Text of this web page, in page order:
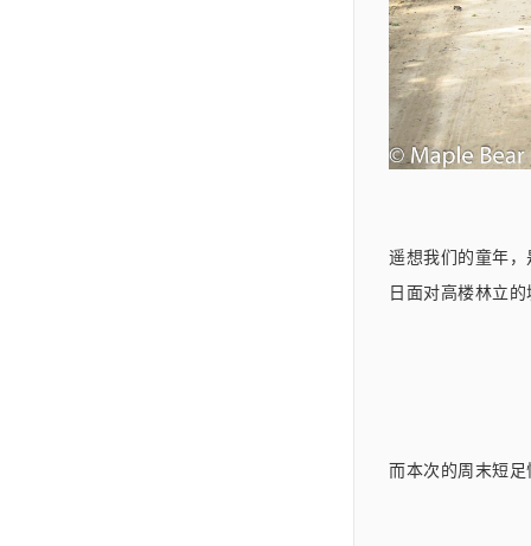
遥想我们的童年
日面对高楼林立
而本次的周末短